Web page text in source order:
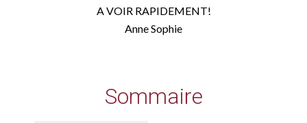
A VOIR RAPIDEMENT!
Anne Sophie
Sommaire